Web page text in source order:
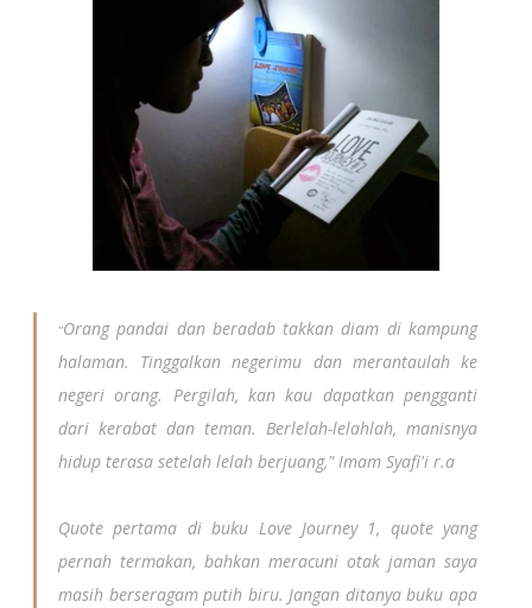
"Orang pandai dan beradab takkan diam di kampung
halaman. Tinggalkan negerimu dan merantaulah ke
negeri orang. Pergilah, kan kau dapatkan pengganti
dari kerabat dan teman. Berlelah-lelahlah, manisnya
hidup terasa setelah lelah berjuang," Imam Syafi'i r.a
Quote pertama di buku Love Journey 1, quote yang
pernah termakan, bahkan meracuni otak jaman saya
masih berseragam putih biru. Jangan ditanya buku apa